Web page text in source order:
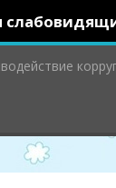
об